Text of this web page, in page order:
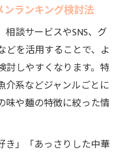
ランキング検討法
談サービスやSNS、グ
どを活用することで、よ
討しやすくなります。特
介系などジャンルごとに
味や麺の特徴に絞った情
き」「あっさりした中華